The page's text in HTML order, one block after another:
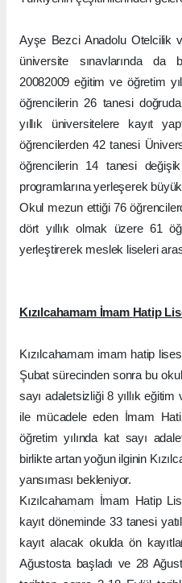
Ayşe Bezci Anadolu Otelcilik
üniversite sınavlarında da
20082009 eğitim ve öğretim
öğrencilerin 26 tanesi
yıllık üniversitelere kayıt
öğrencilerden 42 tanesi
öğrencilerin 14 tanesi
programlarına yerleşerek
Okul mezun ettiği 76
dört yıllık olmak üzere 61
yerleştirerek meslek liseleri
Kızılcahamam İmam Hatip
Kızılcahamam imam hatip
Şubat sürecinden sonra bu
sayı adaletsizliği 8 yıllık
ile mücadele eden İmam
öğretim yılında kat sayı
birlikte artan yoğun ilginin
yansıması bekleniyor.
Kızılcahamam İmam Hatip
kayıt döneminde 33 tanesi
kayıt alacak okulda ön
Ağustosta başladı ve 28